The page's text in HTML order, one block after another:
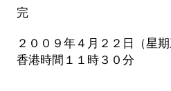
完
２００９年４月２２日（星
香港時間１１時３０分